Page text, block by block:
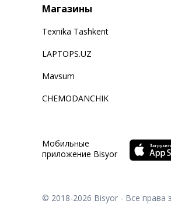
Магазины
Texnika Tashkent
LAPTOPS.UZ
Mavsum
CHEMODANCHIK
Мобильные
приложение Bisyor
© 2018-2026 Bisyor - Все